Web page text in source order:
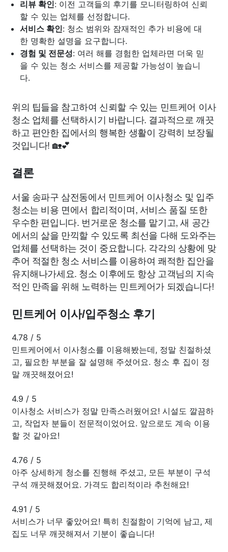
리뷰 확인: 이전 고객들의 후기를 모니터링하여 신뢰
할 수 있는 업체를 선정합니다.
서비스 확인: 청소 범위와 잠재적인 추가 비용에 대
한 명확한 설명을 요구합니다.
경험 및 전문성: 여러 해를 경험한 업체라면 더욱 믿
을 수 있는 청소 서비스를 제공할 가능성이 높습니
다.
위의 팁들을 참고하여 신뢰할 수 있는 민트케어 이사
청소 업체를 선택하시기 바랍니다. 결과적으로 깨끗
하고 편안한 집에서의 행복한 생활이 강력히 보장될
것입니다! 🏡💕
결론
서울 송파구 삼전동에서 민트케어 이사청소 및 입주
청소는 비용 면에서 합리적이며, 서비스 품질 또한
우수한 편입니다. 번거로운 청소를 맡기고, 새 공간
에서의 삶을 만끽할 수 있도록 최선을 다해 도와주는
업체를 선택하는 것이 중요합니다. 각각의 상황에 맞
추어 적절한 청소 서비스를 이용하여 쾌적한 집안을
유지해나가세요. 청소 이후에도 항상 고객님의 지속
적인 만족을 위해 노력하는 민트케어가 되겠습니다!
민트케어 이사/입주청소 후기
4.78 / 5
민트케어에서 이사청소를 이용해봤는데, 정말 친절하셨
고, 필요한 부분을 잘 설명해 주셨어요. 청소 후 집이 정
말 깨끗해졌어요!
4.9 / 5
이사청소 서비스가 정말 만족스러웠어요! 시설도 깔끔하
고, 작업자 분들이 전문적이었어요. 앞으로도 계속 이용
할 것 같아요!
4.76 / 5
아주 상세하게 청소를 진행해 주셨고, 모든 부분이 구석
구석 깨끗해졌어요. 가격도 합리적이라 추천해요!
4.91 / 5
서비스가 너무 좋았어요! 특히 친절함이 기억에 남고, 제
집도 너무 깨끗해져서 기분이 좋습니다!